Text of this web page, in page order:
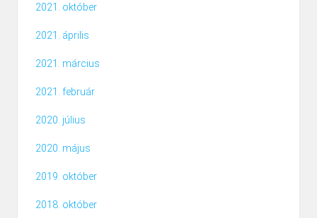
2021. október
2021. április
2021. március
2021. február
2020. július
2020. május
2019. október
2018. október